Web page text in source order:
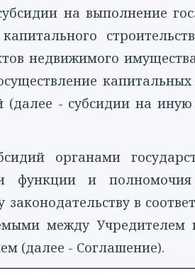
на выполнение
недвижимого
(далее - субсидии на
органами
функции и
в
между
(далее - Соглашение).